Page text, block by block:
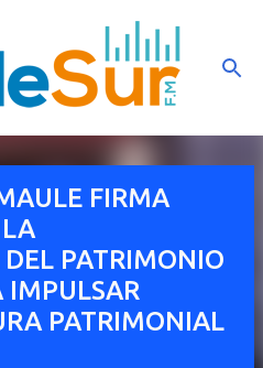
principal
FIRMA
DEL PATRIMONIO
IMPULSAR
PATRIMONIAL